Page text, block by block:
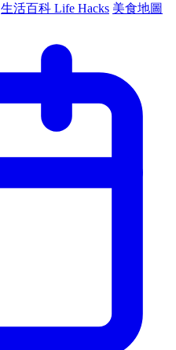
生活百科 Life Hacks 美食地圖